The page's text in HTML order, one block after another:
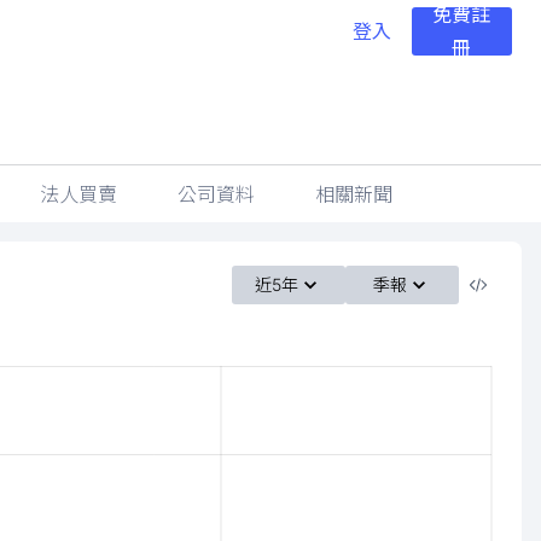
登入
免費註
冊
法人買賣 公司資料 相關新聞
近5年 季報